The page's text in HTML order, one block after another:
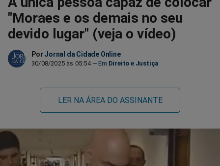
no
Facebook
no
Whatsapp
no
Twitter
no
Messenger
no
Telegram
no
"Moraes e os demais no seu
devido lugar" (veja o vídeo)
Por Jornal da Cidade Online
30/08/2025 às 05:54 Direito e Justiça
LER NA ÁREA DO ASSINANTE